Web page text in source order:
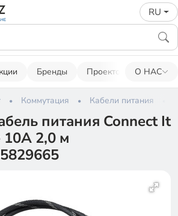
RU
Бренды Проекторы О НАС
Коммутация Кабели питания
питания Connect It
10A 2,0 м